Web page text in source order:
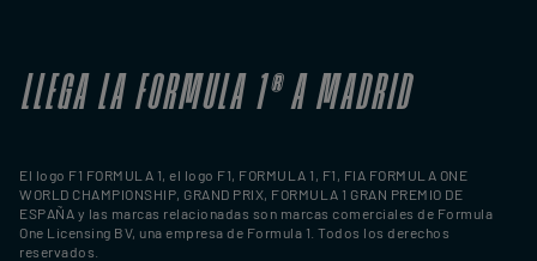
LLEGA LA FORMULA 1®A MADRID
El logo F1 FORMULA 1, el logo F1, FORMULA 1, F1, FIA FORMULA ONE
WORLD CHAMPIONSHIP, GRAND PRIX, FORMULA 1 GRAN PREMIO DE
ESPAÑA y las marcas relacionadas son marcas comerciales de Formula
One Licensing BV, una empresa de Formula 1. Todos los derechos
reservados.